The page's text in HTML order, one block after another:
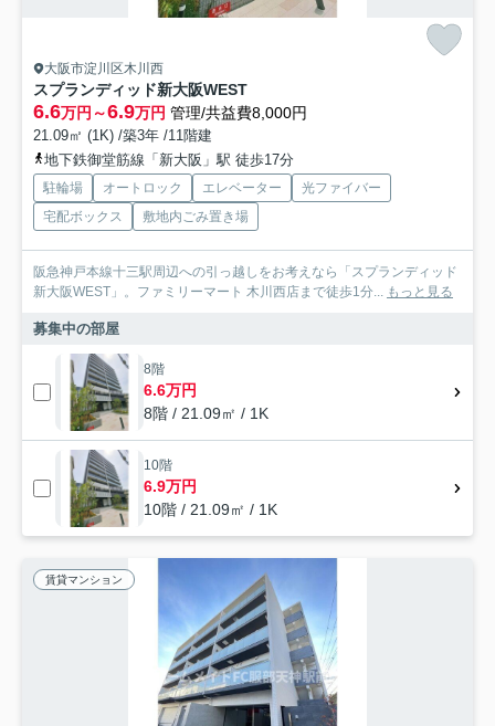
大阪市淀川区木川西
スプランディッド新大阪WEST
6.6万円～6.9万円 管理/共益費8,000円
21.09㎡ (1K) /築3年 /11階建
地下鉄御堂筋線「新大阪」駅 徒歩17分
駐輪場 オートロック エレベーター
光ファイバー
宅配ボックス
敷地内ごみ置き場
阪急神戸本線十三駅周辺への引っ越しをお考えなら「スプランディッド
新大阪WEST」。ファミリーマート 木川西店まで徒歩1分... もっと見る
募集中の部屋
8階
6.6万円
8階 / 21.09㎡ / 1K
10階
6.9万円
10階 / 21.09㎡ / 1K
賃貸マンション